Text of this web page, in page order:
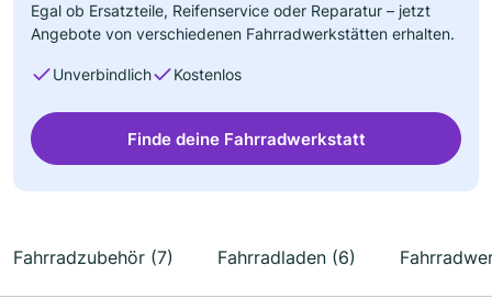
Egal ob Ersatzteile, Reifenservice oder Reparatur – jetzt
Angebote von verschiedenen Fahrradwerkstätten erhalten.
Unverbindlich Kostenlos
Finde deine Fahrradwerkstatt
Fahrradzubehör (7) Fahrradladen (6)